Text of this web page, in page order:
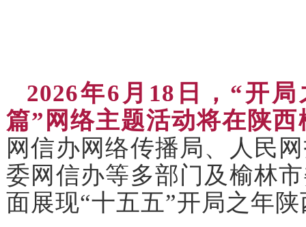
2026年6月18日，“开
篇”网络主题活动将在陕
网信办网络传播局、人民
委网信办等多部门及榆林
面展现“十五五”开局之年